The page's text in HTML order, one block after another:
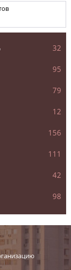
32
95
79
12
156
111
42
98